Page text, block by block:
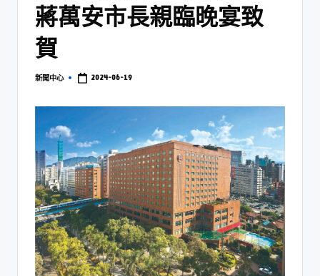
蔣萬安市長親臨晚宴致
賀
新聞中心 2024-06-19